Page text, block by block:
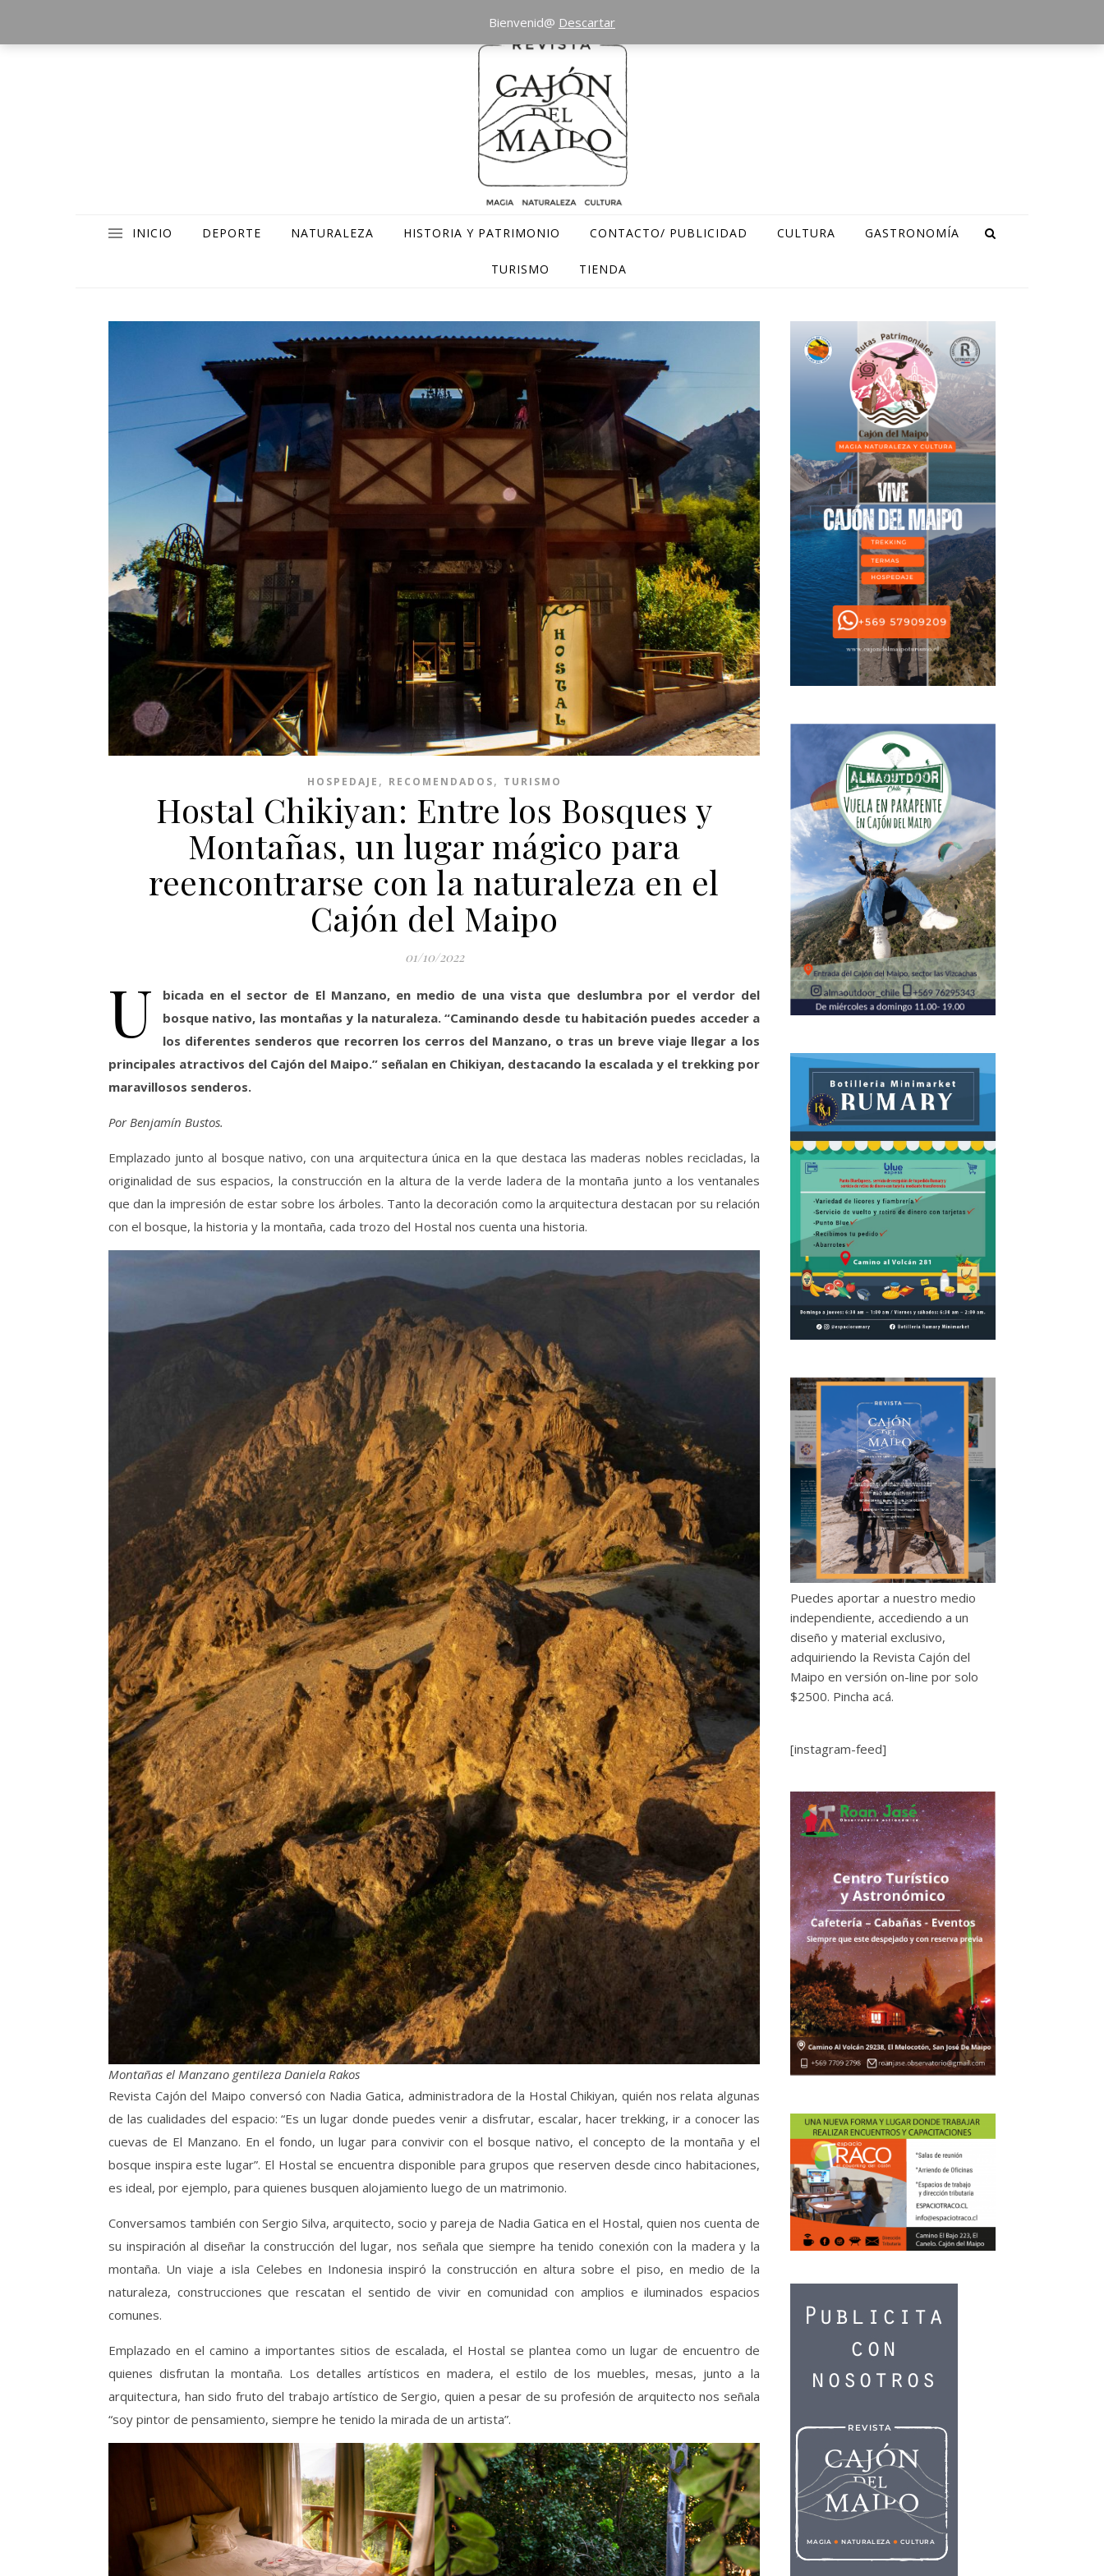
INICIO DEPORTE NATURALEZA HISTORIA Y PATRIMONIO CONTACTO/ PUBLICIDAD CULTURA GASTRONOMÍA
TURISMO TIENDA
HOSPEDAJE , RECOMENDADOS, TURISMO
Hostal Chikiyan: Entre los Bosques y
Montañas, un lugar mágico para
reencontrarse con la naturaleza en el
Cajón del Maipo
01/10/2022
U
bicada en el sector de El Manzano, en medio de una vista que deslumbra por el verdor del
bosque nativo, las montañas y la naturaleza. “Caminando desde tu habitación puedes acceder a
los diferentes senderos que recorren los cerros del Manzano, o tras un breve viaje llegar a los
principales atractivos del Cajón del Maipo.” señalan en Chikiyan, destacando la escalada y el trekking por
maravillosos senderos.
Por Benjamín Bustos.
Emplazado junto al bosque nativo, con una arquitectura única en la que destaca las maderas nobles recicladas, la
originalidad de sus espacios, la construcción en la altura de la verde ladera de la montaña junto a los ventanales
que dan la impresión de estar sobre los árboles. Tanto la decoración como la arquitectura destacan por su relación
con el bosque, la historia y la montaña, cada trozo del Hostal nos cuenta una historia.
Montañas el Manzano gentileza Daniela Rakos
Revista Cajón del Maipo conversó con Nadia Gatica, administradora de la Hostal Chikiyan, quién nos relata algunas
de las cualidades del espacio: “Es un lugar donde puedes venir a disfrutar, escalar, hacer trekking, ir a conocer las
cuevas de El Manzano. En el fondo, un lugar para convivir con el bosque nativo, el concepto de la montaña y el
bosque inspira este lugar”. El Hostal se encuentra disponible para grupos que reserven desde cinco habitaciones,
es ideal, por ejemplo, para quienes busquen alojamiento luego de un matrimonio.
Conversamos también con Sergio Silva, arquitecto, socio y pareja de Nadia Gatica en el Hostal, quien nos cuenta de
su inspiración al diseñar la construcción del lugar, nos señala que siempre ha tenido conexión con la madera y la
montaña. Un viaje a isla Celebes en Indonesia inspiró la construcción en altura sobre el piso, en medio de la
naturaleza, construcciones que rescatan el sentido de vivir en comunidad con amplios e iluminados espacios
comunes.
Emplazado en el camino a importantes sitios de escalada, el Hostal se plantea como un lugar de encuentro de
quienes disfrutan la montaña. Los detalles artísticos en madera, el estilo de los muebles, mesas, junto a la
arquitectura, han sido fruto del trabajo artístico de Sergio, quien a pesar de su profesión de arquitecto nos señala
“soy pintor de pensamiento, siempre he tenido la mirada de un artista”.
Puedes aportar a nuestro medio
independiente, accediendo a un
diseño y material exclusivo,
adquiriendo la Revista Cajón del
Maipo en versión on-line por solo
$2500. Pincha acá.
[instagram-feed]
Bienvenid@ Descartar